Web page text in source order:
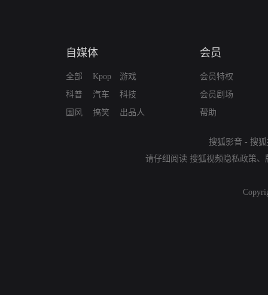
自媒体
全部
科普
国风
Kpop
汽车
搞笑
游戏
科技
出品人
会员
会员特权
会员剧场
帮助
搜狐影音 - 搜
请仔细阅读 搜狐视频隐私政策、